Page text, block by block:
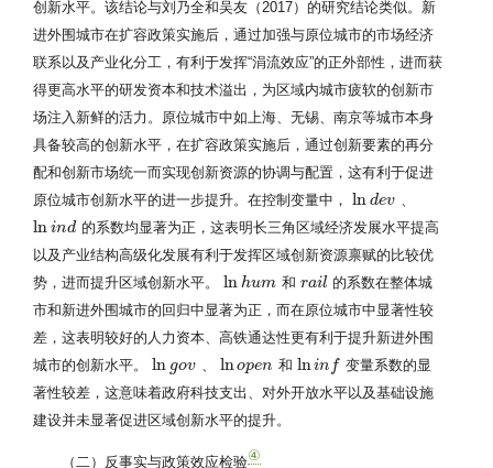
创新水平。该结论与刘乃全和吴友（2017）的研究结论类似。新
进外围城市在扩容政策实施后，通过加强与原位城市的市场经济
联系以及产业化分工，有利于发挥“涓流效应”的正外部性，进而获
得更高水平的研发资本和技术溢出，为区域内城市疲软的创新市
场注入新鲜的活力。原位城市中如上海、无锡、南京等城市本身
具备较高的创新水平，在扩容政策实施后，通过创新要素的再分
配和创新市场统一而实现创新资源的协调与配置，这有利于促进
原位城市创新水平的进一步提升。在控制变量中，
ln dev
lndev
ln ind
lni nd
的系数均显著为正，这表明长三角区域经济发展水平提高
以及产业结构高级化发展有利于发挥区域创新资源禀赋的比较优
势，进而提升区域创新水平。
ln hum
lnhum 和 rail
rail
的系数在整体城
市和新进外围城市的回归中显著为正，而在原位城市中显著性较
差，这表明较好的人力资本、高铁通达性更有利于提升新进外围
城市的创新水平。
ln gov
lngov lnopen
lnopen 和 lnin f
lninf
变量系数的显
著性较差，这意味着政府科技支出、对外开放水平以及基础设施
建设并未显著促进区域创新水平的提升。
（二）反事实与政策效应检验④